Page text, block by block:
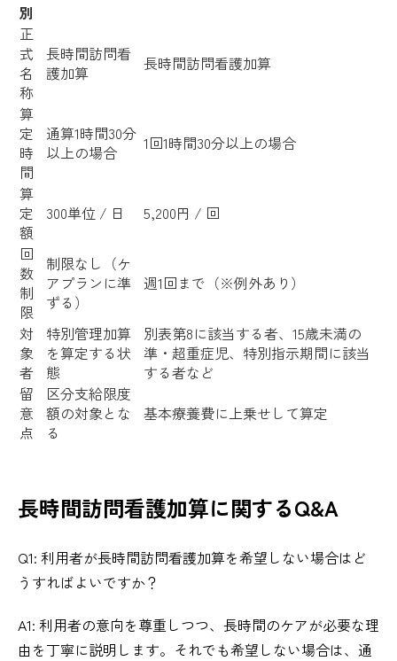
別
正
式
名
称
長時間訪問看
護加算
長時間訪問看護加算
算
定
時
間
通算1時間30分
以上の場合
1回1時間30分以上の場合
算
定
額
300単位 / 日
5,200円 / 回
回
数
制
限
制限なし（ケ
アプランに準
ずる）
週1回まで（※例外あり）
対
象
者
特別管理加算
を算定する状
態
別表第8に該当する者、15歳未満の
準・超重症児、特別指示期間に該当
する者など
留
意
点
区分支給限度
額の対象とな
る
基本療養費に上乗せして算定
長時間訪問看護加算に関するQ&A
Q1: 利用者が長時間訪問看護加算を希望しない場合はど
うすればよいですか？
A1: 利用者の意向を尊重しつつ、長時間のケアが必要な理
由を丁寧に説明します。それでも希望しない場合は、通